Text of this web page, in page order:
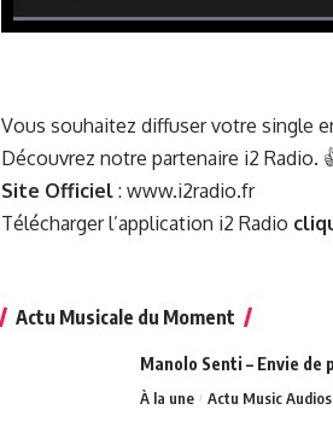
0% Complete
Vous souhaitez diffuser votre single
Découvrez notre partenaire i2 Radio.
Site Officiel: www.i2radio.fr
Télécharger l’application i2 Radio
Actu Musicale du Moment
Manolo Senti – Envie de
À la une Actu Music Audios